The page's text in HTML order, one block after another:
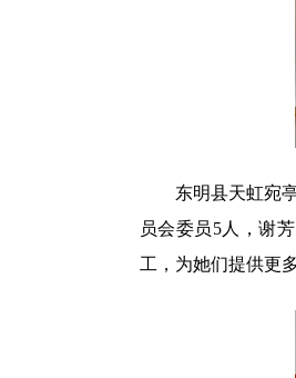
东明县天虹宛亭
员会委员5人，谢
工，为她们提供更